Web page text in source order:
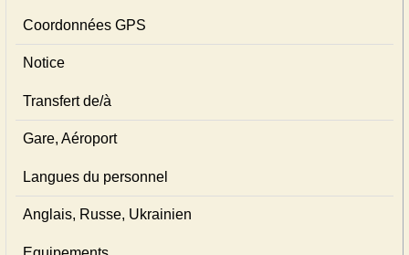
Coordonnées GPS
Notice
Transfert de/à
Gare, Aéroport
Langues du personnel
Anglais, Russe, Ukrainien